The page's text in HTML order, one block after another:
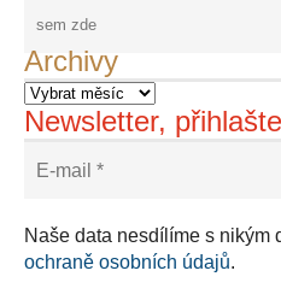
Archivy
Newsletter,
Naše data nesdílíme s nikým
ochraně osobních údajů.